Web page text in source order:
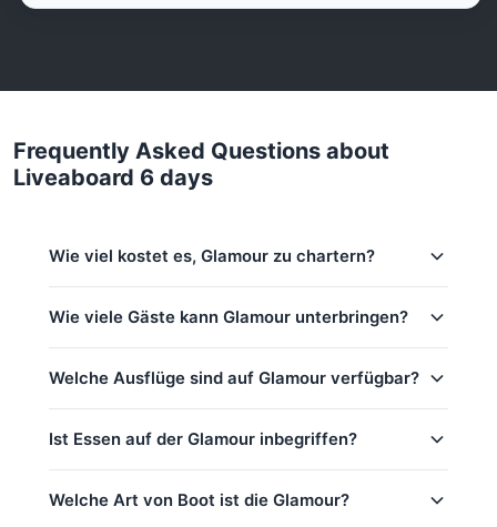
Frequently Asked Questions about
Liveaboard 6 days
Wie viel kostet es, Glamour zu chartern?
Nebensaison (Mai–Okt):264,000 THB
Reguläre Saison:264,000 THB
Hochsaison:264,000 THB
Grundpreis beinhaltet 4 Gäste
Wie viele Gäste kann Glamour unterbringen?
Welche Ausflüge sind auf Glamour verfügbar?
Ang Thong (10,5h)
Liveaboard 3 days
Ist Essen auf der Glamour inbegriffen?
Getränke: Wasser & Erfrischungsgetränke, Früchte
Welche Art von Boot ist die Glamour?